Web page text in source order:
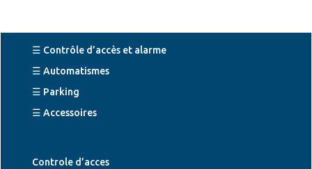
☰ Contrôle d’accès et alarme
☰ Automatismes
☰ Parking
☰ Accessoires
Controle d’acces